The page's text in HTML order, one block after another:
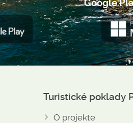
Google
Turistické poklady
O projekte